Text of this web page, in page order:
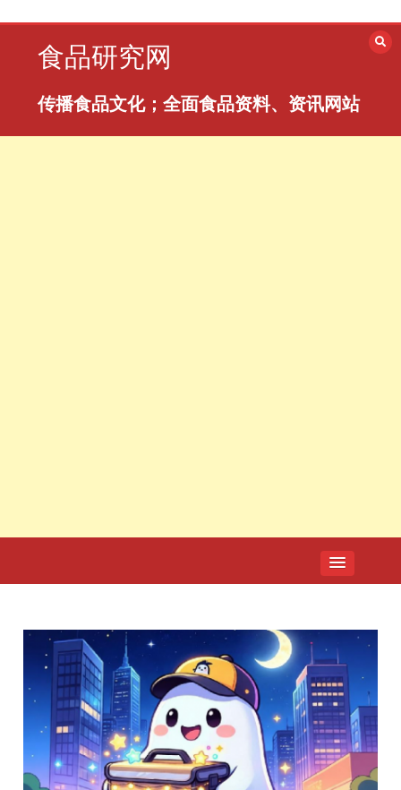
食品研究网
传播食品文化；全面食品资料、资讯网站